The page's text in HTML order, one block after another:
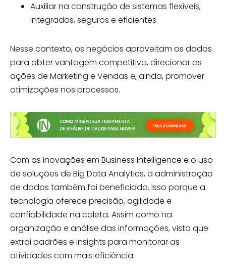
Auxiliar na construção de sistemas flexíveis,
integrados, seguros e eficientes.
Nesse contexto, os negócios aproveitam os dados
para obter vantagem competitiva, direcionar as
ações de Marketing e Vendas e, ainda, promover
otimizações nos processos.
Com as inovações em Business Intelligence e o uso
de soluções de Big Data Analytics, a administração
de dados também foi beneficiada. Isso porque a
tecnologia oferece precisão, agilidade e
confiabilidade na coleta. Assim como na
organização e análise das informações, visto que
extrai padrões e insights para monitorar as
atividades com mais eficiência.